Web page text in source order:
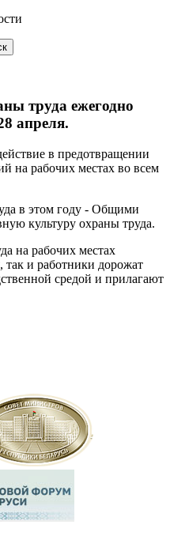
труда ежегодно
апреля.
в предотвращении
на рабочих местах во всем
в этом году - Общими
культуру охраны труда.
на рабочих местах
так и работники дорожат
средой и прилагают